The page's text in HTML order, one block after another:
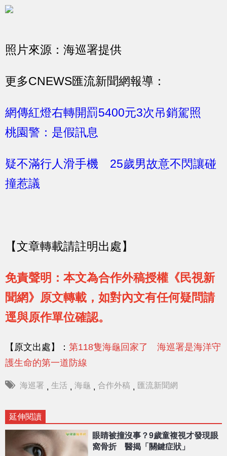
照片來源：海巡署提供
更多CNEWS匯流新聞網報導：
網傳紅燈右轉開罰5400元3次吊銷駕照
桃園警：是假訊息
疑不滿行人滑手機 25歲男故意不閃讓碰
撞惹議
【文章轉載請註明出處】
免責聲明：本文為合作外稿授權《民視新
聞網》原文轉載，如對內文有任何疑問請
逕與原作單位確認。
【原文出處】： 第118隻海龜回家了 海巡署是海洋守
護生命的第一道防線
海巡署 , 生活 , 海龜 , 合作外稿 , 匯流新聞網
延伸閱讀
眼睛被撞沒事？9歲童複視才發現眼
窩骨折 醫揭「關鍵症狀」